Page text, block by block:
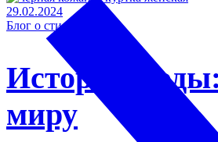
29.02.2024
Блог о стиле
История
миру